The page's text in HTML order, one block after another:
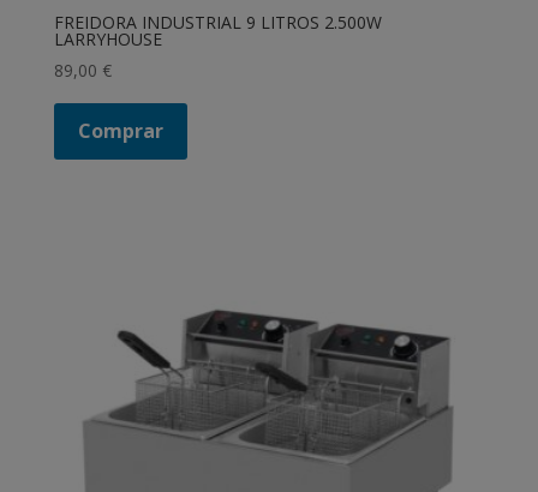
FREIDORA INDUSTRIAL 9 LITROS 2.500W
LARRYHOUSE
89,00 €
Comprar